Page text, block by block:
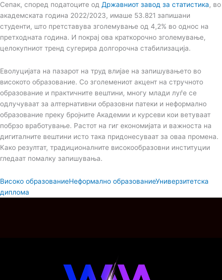
Сепак, според податоците од Државниот завод за статистика, во
академската година 2022/2023, имаше 53.821 запишани
студенти, што претставува зголемување од 4,2% во однос на
претходната година. И покрај ова краткорочно зголемување,
целокупниот тренд сугерира долгорочна стабилизација​.
Еволуцијата на пазарот на труд влијае на запишувањето во
високото образование. Со зголемениот акцент на стручното
образование и практичните вештини, многу млади луѓе се
одлучуваат за алтернативни образовни патеки и неформално
образование преку бројните Академии и курсеви кои ветуваат
побрзо вработување. Растот на гиг економијата и важноста на
дигиталните вештини исто така придонесуваат за оваа промена.
Како резултат, традиционалните високообразовни институции
гледаат помалку запишувања​.
Високо образованиеНеформално образованиеУниверзитетска
диплома